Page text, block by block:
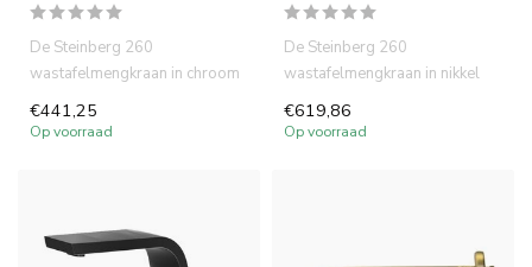
De Steinberg 260
wastafelmengkraan in chroom
combineert strak design met
hoogwaa...
€441,25
Op voorraad
De Steinberg 260
wastafelmengkraan in nikkel
combineert strak design met
hoogwaa...
€619,86
Op voorraad